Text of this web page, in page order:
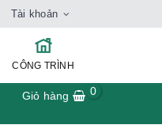
Tài khoản
CÔNG TRÌNH
Giỏ hàng 0